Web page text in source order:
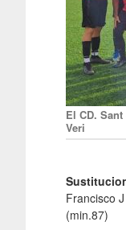
El CD.
Veri
Francisco
(min.87)